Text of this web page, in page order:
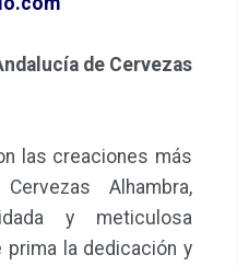
de Cervezas
las creaciones más
Alhambra,
y meticulosa
prima la dedicación y